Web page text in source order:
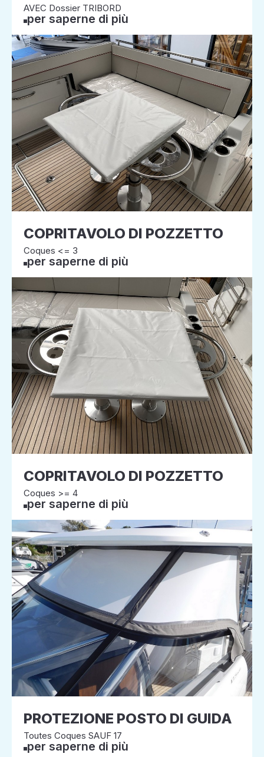
AVEC Dossier TRIBORD
per saperne di più
COPRITAVOLO DI POZZETTO
Coques <= 3
per saperne di più
COPRITAVOLO DI POZZETTO
Coques >= 4
per saperne di più
PROTEZIONE POSTO DI GUIDA
Toutes Coques SAUF 17
per saperne di più